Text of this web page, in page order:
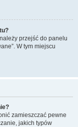
przejść do panelu
W tym miejscu
zamieszczać pewne
jakich typów